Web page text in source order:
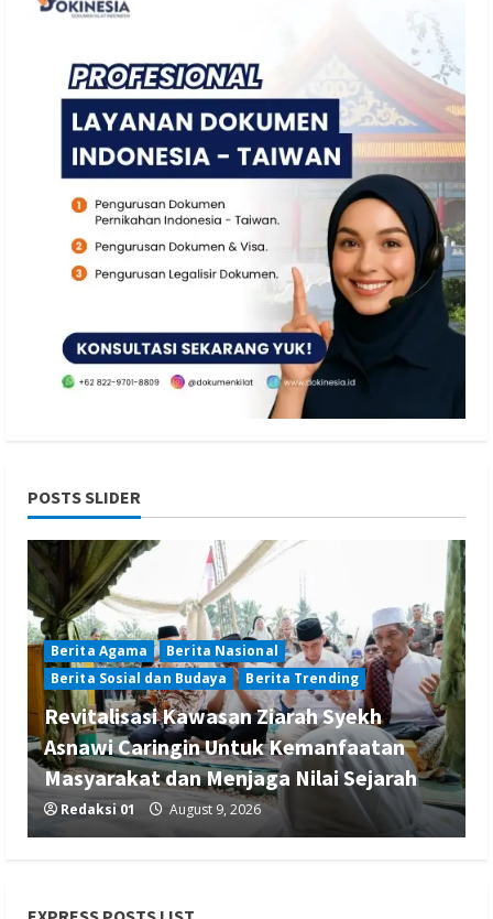
POSTS SLIDER
Berita Agama
Berita Nasional
Berita Sosial dan Budaya
Berita Trending
Revitalisasi Kawasan Ziarah Syekh
Asnawi Caringin Untuk Kemanfaatan
Masyarakat dan Menjaga Nilai Sejarah
Redaksi 01 August 9, 2026